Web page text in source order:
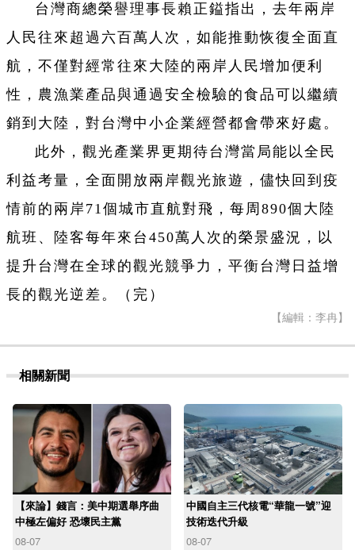
台灣商總榮譽理事長賴正鎰指出，去年兩岸
人民往來超過六百萬人次，如能推動恢復全面直
航，不僅對經常往來大陸的兩岸人民增加便利
性，農漁業產品與通過安全檢驗的食品可以繼續
銷到大陸，對台灣中小企業經營都會帶來好處。
此外，觀光產業界更期待台灣當局能以全民
利益考量，全面開放兩岸觀光旅遊，儘快回到疫
情前的兩岸71個城市直航對飛，每周890個大陸
航班、陸客每年來台450萬人次的榮景盛況，以
提升台灣在全球的觀光競爭力，平衡台灣日益增
長的觀光逆差。（完）
【編輯：李冉】
相關新聞
【來論】錢言：美中期選舉序曲
中極左偏好 恐壞民主黨
08-07
中國自主三代核電“華龍一號”迎
技術迭代升級
08-07